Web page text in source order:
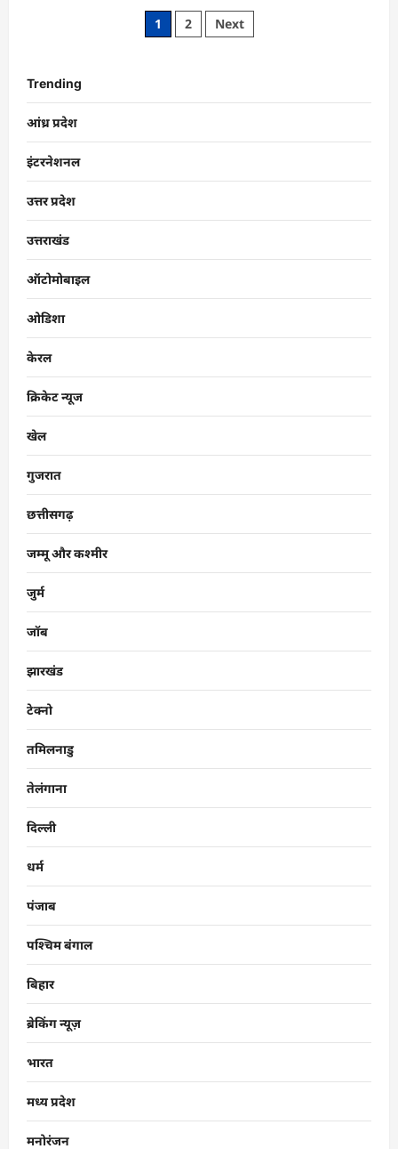
1 2 Next
Trending
आंध्र प्रदेश
इंटरनेशनल
उत्तर प्रदेश
उत्तराखंड
ऑटोमोबाइल
ओडिशा
केरल
क्रिकेट न्यूज
खेल
गुजरात
छत्तीसगढ़
जम्मू और कश्मीर
जुर्म
जॉब
झारखंड
टेक्नो
तमिलनाडु
तेलंगाना
दिल्ली
धर्म
पंजाब
पश्चिम बंगाल
बिहार
ब्रेकिंग न्यूज़
भारत
मध्य प्रदेश
मनोरंजन